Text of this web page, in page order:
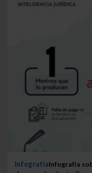
InfografíaInfografía